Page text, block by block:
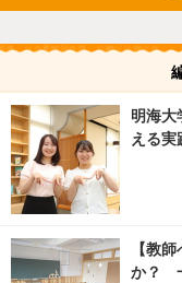
明海大
える実
【教
か？